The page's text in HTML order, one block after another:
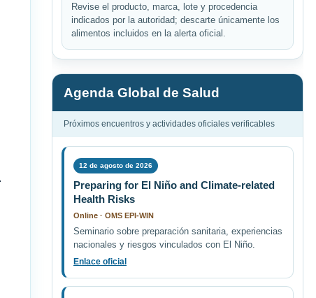
Revise el producto, marca, lote y procedencia
indicados por la autoridad; descarte únicamente los
alimentos incluidos en la alerta oficial.
Agenda Global de Salud
Próximos encuentros y actividades oficiales verificables
12 de agosto de 2026
Preparing for El Niño and Climate-related
Health Risks
Online · OMS EPI-WIN
Seminario sobre preparación sanitaria, experiencias
nacionales y riesgos vinculados con El Niño.
Enlace oficial